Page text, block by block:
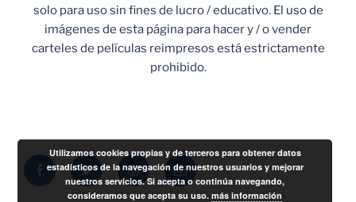
solo para uso sin fines de lucro / educativo. El uso de
imágenes de esta página para hacer y / o vender
carteles de películas reimpresos está estrictamente
prohibido.
FacebookTwitter InstagramCorreo
electrónico
Utilizamos cookies propias y de terceros para obtener datos
estadísticos de la navegación de nuestros usuarios y mejorar
nuestros servicios. Si acepta o continúa navegando,
consideramos que acepta su uso.más información